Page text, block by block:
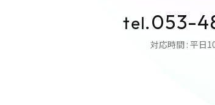
tel.053-
対応時間 : 平日